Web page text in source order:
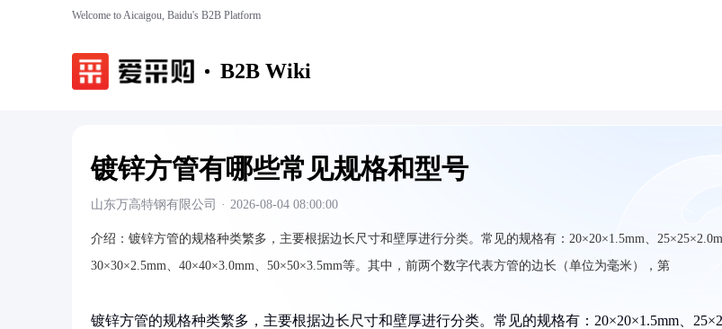
Welcome to Aicaigou, Baidu's B2B Platform
B2B Wiki
镀锌方管有哪些常见规格和型号
山东万高特钢有限公司 · 2026-08-04 08:00:00
介绍： 镀锌方管的规格种类繁多，主要根据边长尺寸和壁厚进行分类。常见的规格有：20×20×1.5mm、
30×30×2.5mm、40×40×3.0mm、50×50×3.5mm等。其中，前两个数字代表方管的边长（单位为毫米），第
镀锌方管的规格种类繁多，主要根据边长尺寸和壁厚进行分类。常见的规格有：20×20×1.5mm、